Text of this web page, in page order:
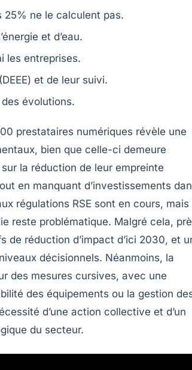
25% ne le calculent pas.
et d’eau.
les entreprises.
(DEEE) et de leur suivi.
évolutions.
prestataires numériques révèle une
, bien que celle-ci demeure
la réduction de leur empreinte
en manquant d’investissements
régulations RSE sont en cours, mais
reste problématique. Malgré cela,
réduction d’impact d’ici 2030, et
décisionnels. Néanmoins, la
des mesures cursives, avec une
des équipements ou la gestion
d’une action collective et d’un
du secteur.